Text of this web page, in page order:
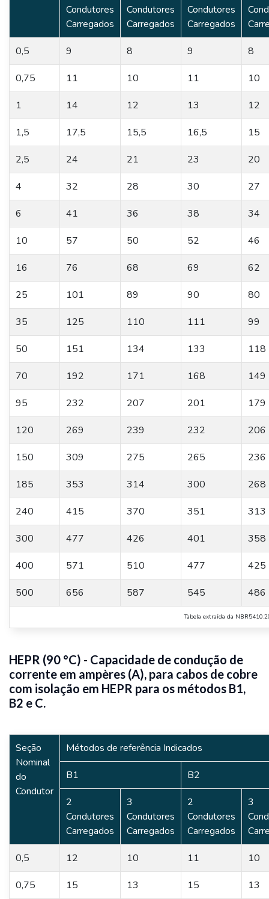
Condutores
Carregados
Condutores
Carregados
Condutores
Carregados
0,5 9 8 9 8
0,75 11 10 11 10
1 14 12 13 12
1,5 17,5 15,5 16,5 15
2,5 24 21 23 20
4 32 28 30 27
6 41 36 38 34
10 57 50 52 46
16 76 68 69 62
25 101 89 90 80
35 125 110 111 99
50 151 134 133 118
70 192 171 168 149
95 232 207 201 179
120 269 239 232 206
150 309 275 265 236
185 353 314 300 268
240 415 370 351 313
300 477 426 401 358
400 571 510 477 425
500 656 587 545 486
Tabela extraída da
HEPR (90 °C) - Capacidade de condução de
corrente em ampères (A), para cabos de cobre
com isolação em HEPR para os métodos B1,
B2 e C.
Seção
Nominal
do
Condutor
Métodos de referência Indicados
B1 B2
2
Condutores
Carregados
3
Condutores
Carregados
2
Condutores
Carregados
3
0,5 12 10 11 10
0,75 15 13 15 13